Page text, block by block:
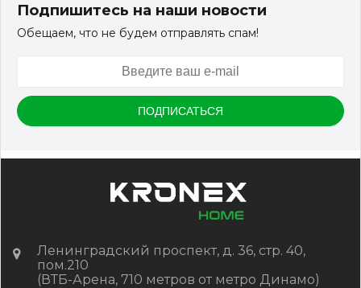
150*25*3000 мм
КУПИТЬ
Подпишитесь на наши новости
Обещаем, что не будем отправлять спам!
Ленинградский проспект, д. 36, стр. 40,
пом.210
(ВТБ-Арена, 710 метров от метро Динамо)